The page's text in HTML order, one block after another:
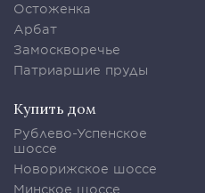
Остоженка
Арбат
Замоскворечье
Патриаршие пруды
Купить дом
Рублево-Успенское
шоссе
Новорижское шоссе
Минское шоссе